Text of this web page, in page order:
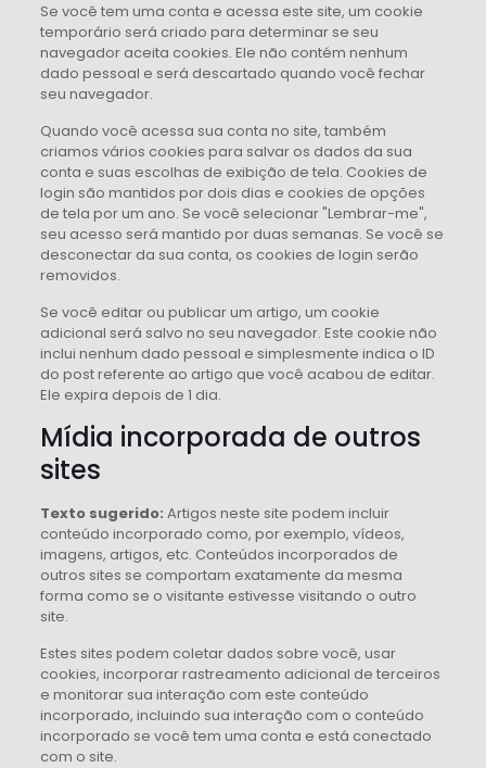
Se você tem uma conta e acessa este site, um cookie
temporário será criado para determinar se seu
navegador aceita cookies. Ele não contém nenhum
dado pessoal e será descartado quando você fechar
seu navegador.
Quando você acessa sua conta no site, também
criamos vários cookies para salvar os dados da sua
conta e suas escolhas de exibição de tela. Cookies de
login são mantidos por dois dias e cookies de opções
de tela por um ano. Se você selecionar "Lembrar-me",
seu acesso será mantido por duas semanas. Se você se
desconectar da sua conta, os cookies de login serão
removidos.
Se você editar ou publicar um artigo, um cookie
adicional será salvo no seu navegador. Este cookie não
inclui nenhum dado pessoal e simplesmente indica o ID
do post referente ao artigo que você acabou de editar.
Ele expira depois de 1 dia.
Mídia incorporada de outros
sites
Texto sugerido: Artigos neste site podem incluir
conteúdo incorporado como, por exemplo, vídeos,
imagens, artigos, etc. Conteúdos incorporados de
outros sites se comportam exatamente da mesma
forma como se o visitante estivesse visitando o outro
site.
Estes sites podem coletar dados sobre você, usar
cookies, incorporar rastreamento adicional de terceiros
e monitorar sua interação com este conteúdo
incorporado, incluindo sua interação com o conteúdo
incorporado se você tem uma conta e está conectado
com o site.